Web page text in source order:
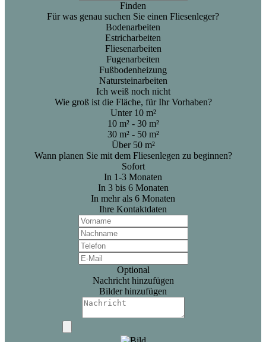
Finden
Für was genau suchen Sie einen Fliesenleger?
Bodenarbeiten
Estricharbeiten
Fliesenarbeiten
Fugenarbeiten
Fußbodenheizung
Natursteinarbeiten
Ich weiß noch nicht
Wie groß ist die Fläche, für Ihr Vorhaben?
Unter 10 m²
10 m² - 30 m²
30 m² - 50 m²
Über 50 m²
Wann planen Sie mit dem Fliesenlegen zu beginnen?
Sofort
In 1-3 Monaten
In 3 bis 6 Monaten
In mehr als 6 Monaten
Ihre Kontaktdaten
Optional
Nachricht hinzufügen
Bilder hinzufügen